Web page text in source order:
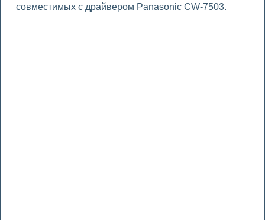
совместимых с драйвером Panasonic CW-7503.